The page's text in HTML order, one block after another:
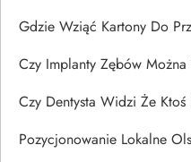
Gdzie Wziąć Kartony Do
Czy Implanty Zębów
Czy Dentysta Widzi Że Ktoś
Pozycjonowanie Lokalne